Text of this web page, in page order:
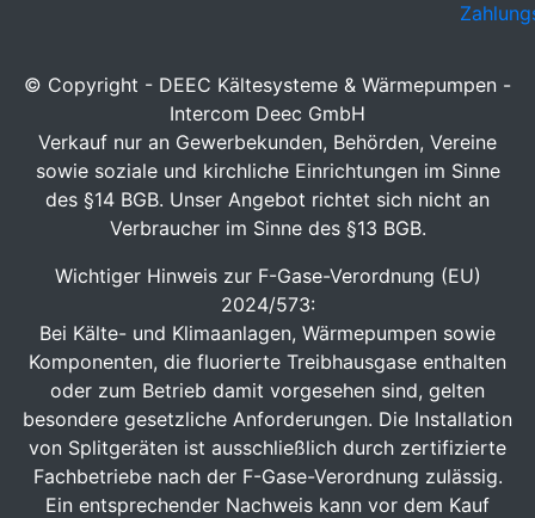
© Copyright - DEEC Kältesysteme & Wärmepumpen -
Intercom Deec GmbH
Verkauf nur an Gewerbekunden, Behörden, Vereine
sowie soziale und kirchliche Einrichtungen im Sinne
des §14 BGB. Unser Angebot richtet sich nicht an
Verbraucher im Sinne des §13 BGB.
Wichtiger Hinweis zur F-Gase-Verordnung (EU)
2024/573:
Bei Kälte- und Klimaanlagen, Wärmepumpen sowie
Komponenten, die fluorierte Treibhausgase enthalten
oder zum Betrieb damit vorgesehen sind, gelten
besondere gesetzliche Anforderungen. Die Installation
von Splitgeräten ist ausschließlich durch zertifizierte
Fachbetriebe nach der F-Gase-Verordnung zulässig.
Ein entsprechender Nachweis kann vor dem Kauf